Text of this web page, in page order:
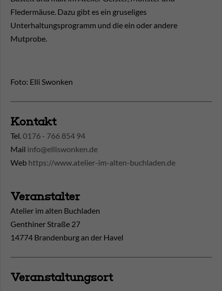
Fledermäuse. Dazu gibt es ein gruseliges
Unterhaltungsprogramm und die ein oder andere
Mutprobe.
Foto: Elli Swonken
Kontakt
Tel.0176 - 766 854 94
Mail info@elliswonken.de
Web https://www.atelier-im-alten-buchladen.de
Veranstalter
Atelier im alten Buchladen
Genthiner Straße 27
14774 Brandenburg an der Havel
Veranstaltungsort